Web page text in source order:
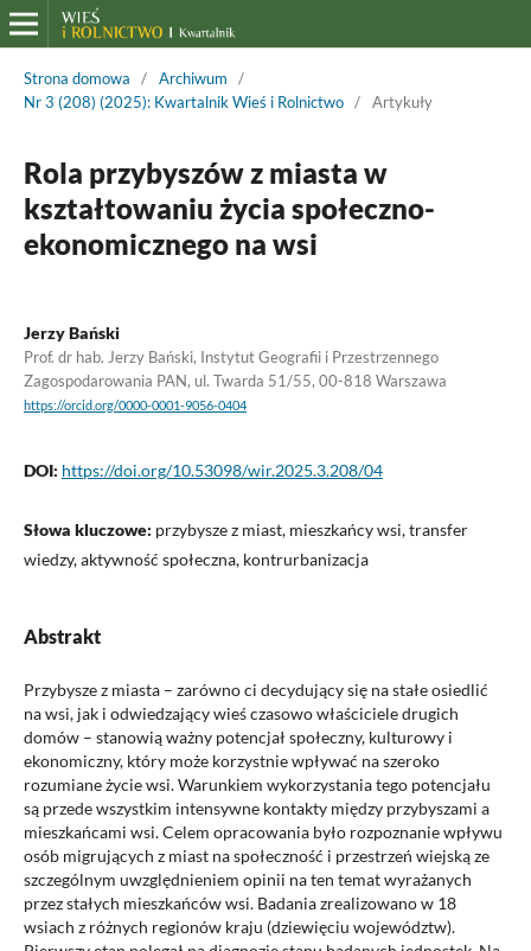
Strona domowa / Archiwum
/
Nr 3 (208) (2025): Kwartalnik Wieś i Rolnictwo / Artykuły
Rola przybyszów z miasta w
kształtowaniu życia społeczno-
ekonomicznego na wsi
Jerzy Bański
Prof. dr hab. Jerzy Bański, Instytut Geografii i Przestrzennego
Zagospodarowania PAN, ul. Twarda 51/55, 00-818 Warszawa
https://orcid.org/0000-0001-9056-0404
DOI: https://doi.org/10.53098/wir.2025.3.208/04
Słowa kluczowe: przybysze z miast, mieszkańcy wsi, transfer
wiedzy, aktywność społeczna, kontrurbanizacja
Abstrakt
Przybysze z miasta – zarówno ci decydujący się na stałe osiedlić
na wsi, jak i odwiedzający wieś czasowo właściciele drugich
domów – stanowią ważny potencjał społeczny, kulturowy i
ekonomiczny, który może korzystnie wpływać na szeroko
rozumiane życie wsi. Warunkiem wykorzystania tego potencjału
są przede wszystkim intensywne kontakty między przybyszami a
mieszkańcami wsi. Celem opracowania było rozpoznanie wpływu
osób migrujących z miast na społeczność i przestrzeń wiejską ze
szczególnym uwzględnieniem opinii na ten temat wyrażanych
przez stałych mieszkańców wsi. Badania zrealizowano w 18
wsiach z różnych regionów kraju (dziewięciu województw).